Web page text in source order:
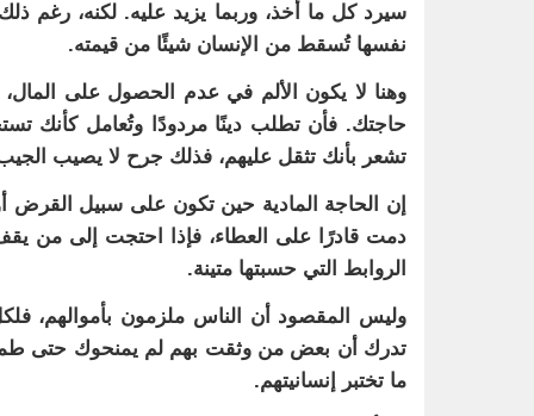
سيرد كل ما أخذ، وربما يزيد عليه. لكنه، رغم
نفسها تُسقط من الإنسان شيئًا من قيمته.
وهنا لا يكون الألم في عدم الحصول على
حاجتك. فأن تطلب دينًا مردودًا وتُعامل كأنك
تشعر بأنك تثقل عليهم، فذلك جرح لا يصيب
إن الحاجة المادية حين تكون على سبيل القرض
دمت قادرًا على العطاء، فإذا احتجت إلى من
الروابط التي حسبتها متينة.
وليس المقصود أن الناس ملزمون بأموالهم،
تدرك أن بعض من وثقت بهم لم يمنحوك حتى
ما تختبر إنسانيتهم.